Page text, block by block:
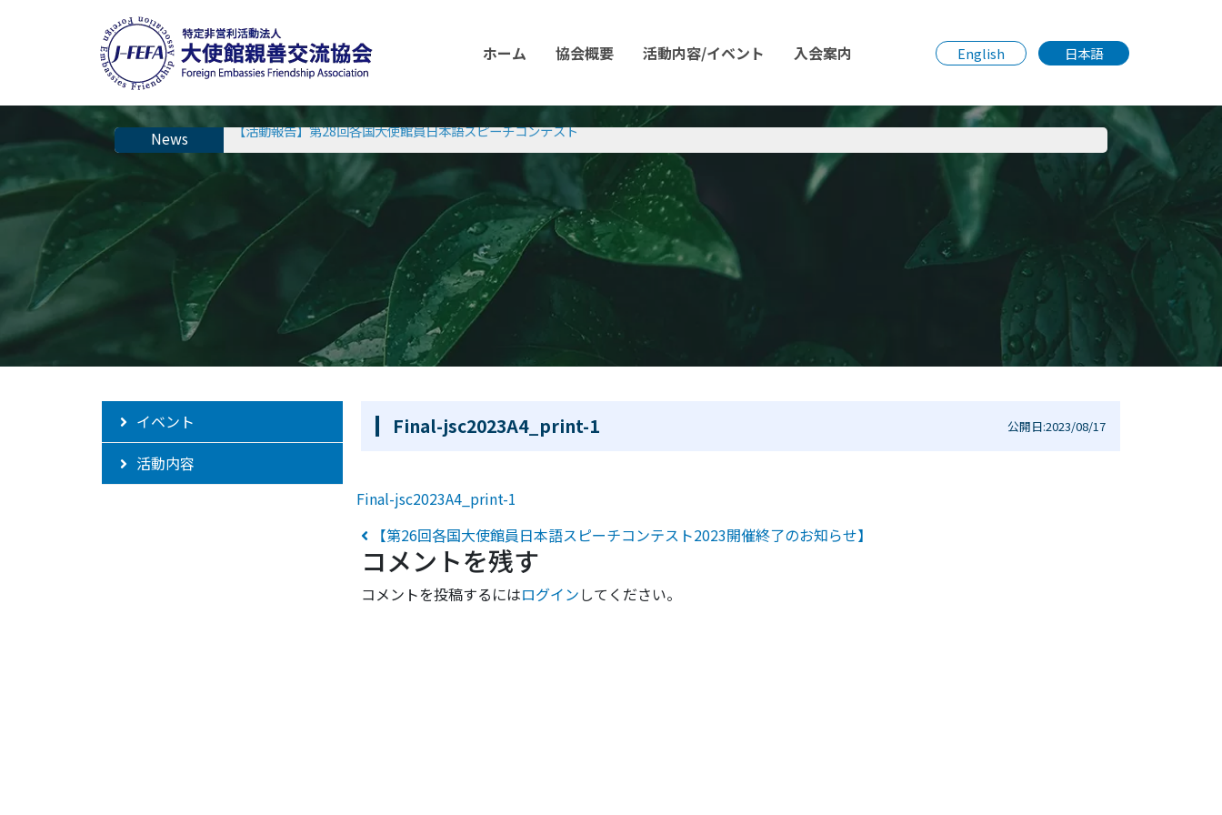
ホーム 協会概要 活動内容/イベント 入会案内 English 日本語
【第28回各国大使館員日本語スピーチコンテスト2025開催終了および当日スピーチ公開のお知らせ】
【活動報告】第28回各国大使館員日本語スピーチコンテスト
イベント
活動内容
Final-jsc2023A4_print-1 公開日:2023/08/17
Final-jsc2023A4_print-1
投稿ナビゲーション
【第26回各国大使館員日本語スピーチコンテスト2023開催終了のお知らせ】
コメントを残す
コメントを投稿するにはログインしてください。